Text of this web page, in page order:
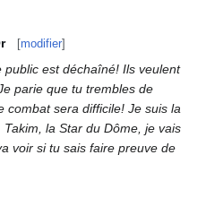
[modifier]
est déchaîné! Ils veulent
parie que tu trembles de
combat sera difficile! Je suis la
la Star du Dôme, je vais
voir si tu sais faire preuve de